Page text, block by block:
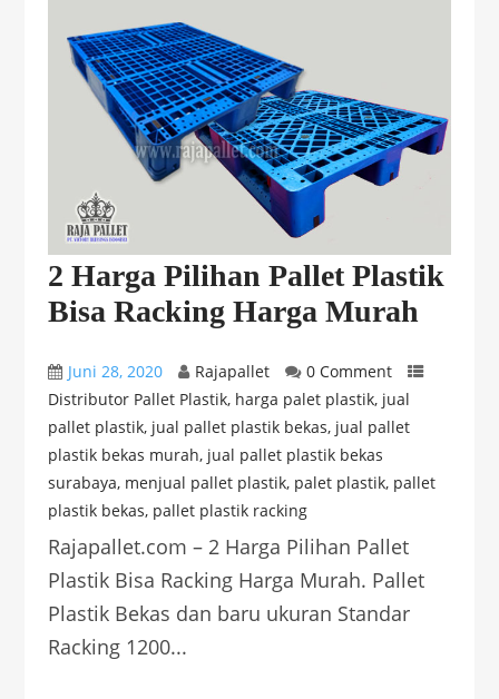
2 Harga Pilihan Pallet Plastik
Bisa Racking Harga Murah
Juni 28, 2020 Rajapallet
0 Comment
Distributor Pallet Plastik, harga palet plastik, jual
pallet plastik, jual pallet plastik bekas, jual pallet
plastik bekas murah, jual pallet plastik bekas
surabaya, menjual pallet plastik, palet plastik, pallet
plastik bekas, pallet plastik racking
Rajapallet.com – 2 Harga Pilihan Pallet
Plastik Bisa Racking Harga Murah. Pallet
Plastik Bekas dan baru ukuran Standar
Racking 1200...